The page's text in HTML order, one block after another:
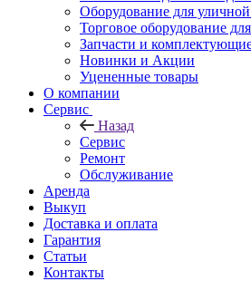
Оборудование для
Торговое оборудование
Запчасти и
Новинки и Акции
Уцененные товары
О компании
Сервис
Назад
Сервис
Ремонт
Обслуживание
Аренда
Выкуп
Доставка и оплата
Гарантия
Статьи
Контакты